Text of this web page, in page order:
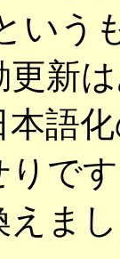
いう
新
語
で
えま